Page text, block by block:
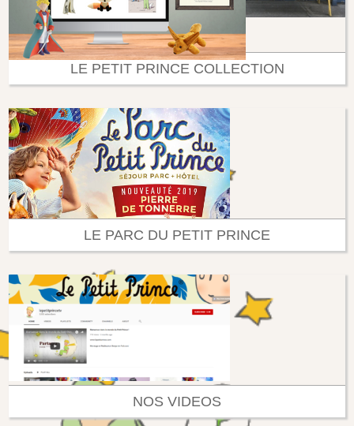
LE PETIT PRINCE COLLECTION
LE PARC DU PETIT PRINCE
NOS VIDEOS